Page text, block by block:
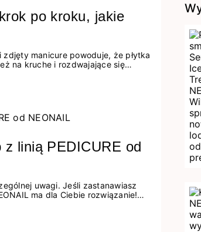
po kroku, jakie
manicure powoduje, że płytka
na kruche i rozdwajające się
linią PEDICURE od
uwagi. Jeśli zastanawiasz
ma dla Ciebie rozwiązanie!
oraz odpowiedniego